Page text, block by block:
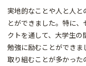
実地的なことや人と人
とができました。特に
クトを通して、大学生
勉強に励むことができ
取り組むことが多かった